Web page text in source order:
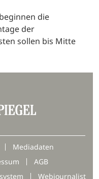
die
der
sollen bis Mitte
Mediadaten
AGB
Webjournalist